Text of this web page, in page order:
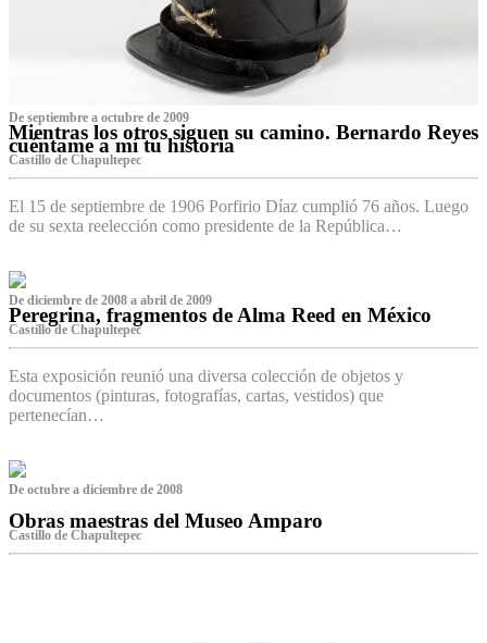
De septiembre a octubre de 2009
Mientras los otros siguen su camino. Bernardo Reyes
cuéntame a mí tu historia
Castillo de Chapultepec
El 15 de septiembre de 1906 Porfirio Díaz cumplió 76 años. Luego
de su sexta reelección como presidente de la República…
De diciembre de 2008 a abril de 2009
Peregrina, fragmentos de Alma Reed en México
Castillo de Chapultepec
Esta exposición reunió una diversa colección de objetos y
documentos (pinturas, fotografías, cartas, vestidos) que
pertenecían…
De octubre a diciembre de 2008
Obras maestras del Museo Amparo
Castillo de Chapultepec